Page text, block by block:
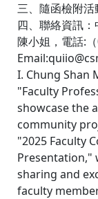
三、隨函檢附活
四、聯絡資訊
陳小姐，電話:
I. Chung Shan
"Faculty
showcase the
community
"2025 Faculty
Presentation,"
sharing and
faculty